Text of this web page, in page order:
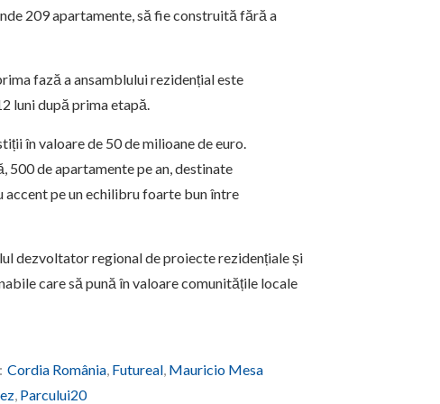
209 apartamente, să fie construită fără a
fază a ansamblului rezidențial este
luni după prima etapă.
în valoare de 50 de milioane de euro.
500 de apartamente pe an, destinate
accent pe un echilibru foarte bun între
dezvoltator regional de proiecte rezidențiale și
care să pună în valoare comunitățile locale
Cordia România Futureal Mauricio Mesa
Parcului20